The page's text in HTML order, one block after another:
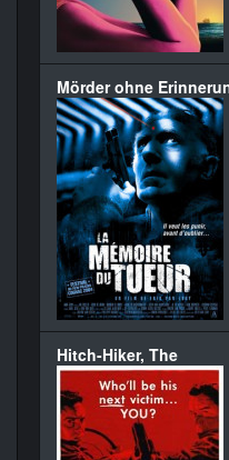
Mörder ohne
Hitch-Hiker, The